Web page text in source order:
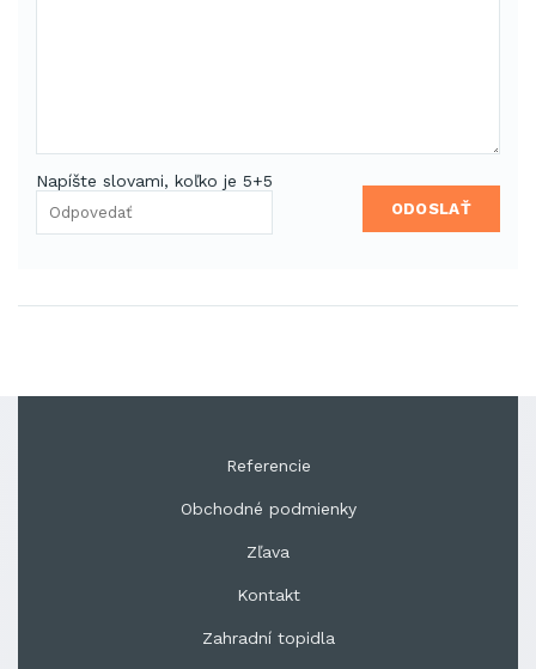
Napíšte slovami, koľko je 5+5
ODOSLAŤ
Referencie
Obchodné podmienky
Zľava
Kontakt
Zahradní topidla